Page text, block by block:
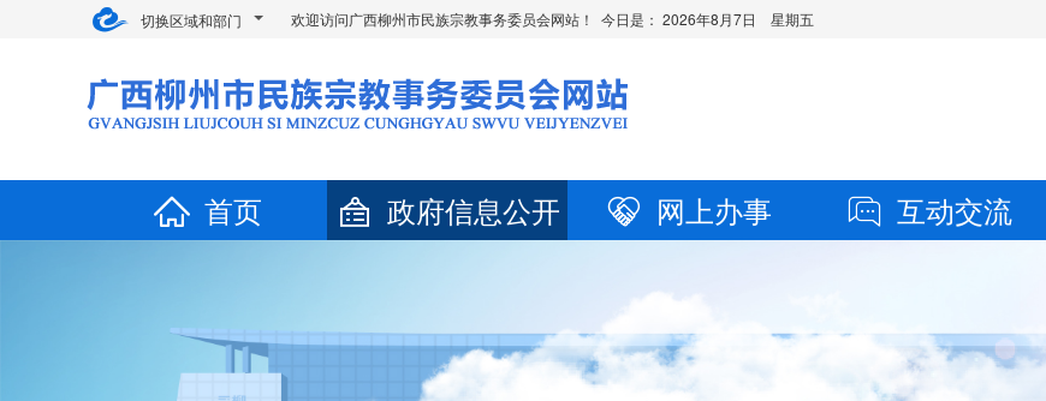
切换区域和部门 欢迎访问广西柳州市民族宗教事务委员会网站！ 今日是： 2026年8月7日 星期五
首页 政府信息公开 网上办事 互动交流